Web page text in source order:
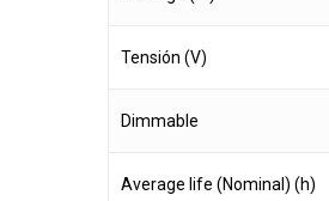
Tensión (V)
Dimmable
Average life (Nominal) (h)